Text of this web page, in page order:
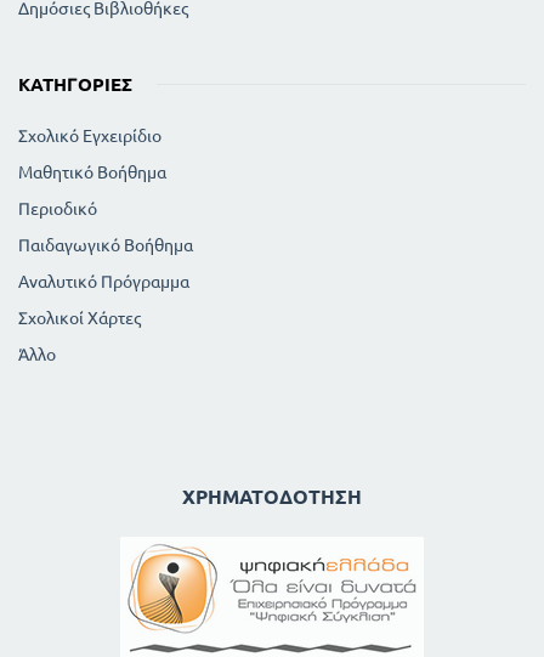
Δημόσιες Βιβλιοθήκες
ΚΑΤΗΓΟΡΊΕΣ
Σχολικό Εγχειρίδιο
Μαθητικό Βοήθημα
Περιοδικό
Παιδαγωγικό Βοήθημα
Αναλυτικό Πρόγραμμα
Σχολικοί Χάρτες
Άλλο
ΧΡΗΜΑΤΟΔΌΤΗΣΗ